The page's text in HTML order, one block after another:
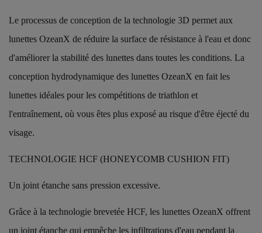
Le processus de conception de la technologie 3D permet aux
lunettes OzeanX de réduire la surface de résistance à l'eau et donc
d'améliorer la stabilité des lunettes dans toutes les conditions. La
conception hydrodynamique des lunettes OzeanX en fait les
lunettes idéales pour les compétitions de triathlon et
l'entraînement, où vous êtes plus exposé au risque d'être éjecté du
visage.
TECHNOLOGIE HCF (HONEYCOMB CUSHION FIT)
Un joint étanche sans pression excessive.
Grâce à la technologie brevetée HCF, les lunettes OzeanX offrent
un joint étanche qui empêche les infiltrations d'eau pendant la